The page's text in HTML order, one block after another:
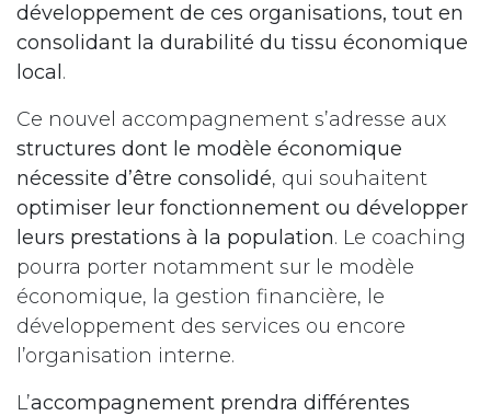
développement de ces organisations, tout en
consolidant la durabilité du tissu économique
local .
Ce nouvel accompagnement s’adresse aux
structures dont le modèle économique
nécessite d’être consolidé, qui souhaitent
optimiser leur fonctionnement ou développer
leurs prestations à la population. Le coaching
pourra porter notamment sur le modèle
économique, la gestion financière, le
développement des services ou encore
l’organisation interne.
L’accompagnement prendra différentes